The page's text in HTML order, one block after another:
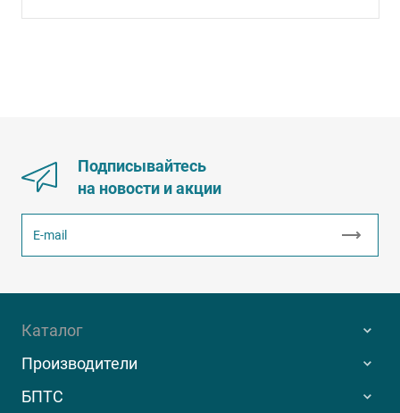
Подписывайтесь
на новости и акции
Каталог
Производители
БПТС